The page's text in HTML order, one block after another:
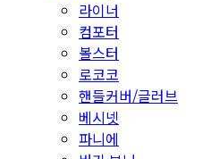
라이너
컴포터
볼스터
로코코
핸들커버/글러브
베시넷
파니에